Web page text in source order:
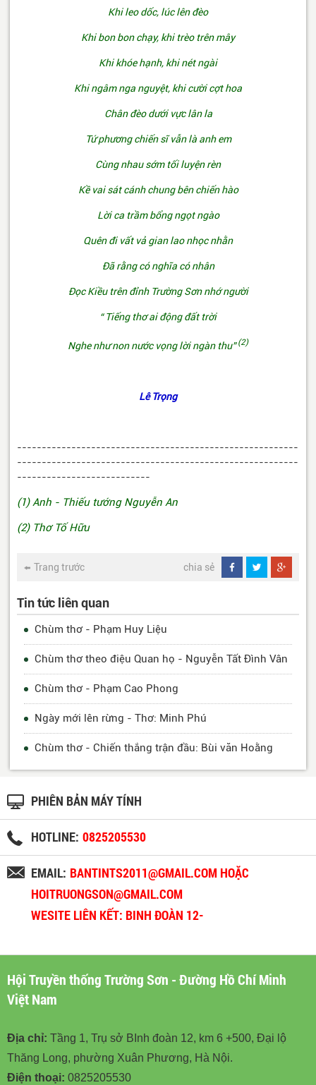
Khi leo dốc, lúc lên đèo
Khi bon bon chạy, khi trèo trên mây
Khi khóe hạnh, khi nét ngài
Khi ngâm nga nguyệt, khi cười cợt hoa
Chân đèo dưới vực lân la
Tứ phương chiến sĩ vẫn là anh em
Cùng nhau sớm tối luyện rèn
Kề vai sát cánh chung bên chiến hào
Lời ca trầm bổng ngọt ngào
Quên đi vất vả gian lao nhọc nhằn
Đã rằng có nghĩa có nhân
Đọc Kiều trên đỉnh Trường Sơn nhớ người
“ Tiếng thơ ai động đất trời
Nghe như non nước vọng lời ngàn thu”(2)
Lê Trọng
---------------------------------------------------------
---------------------------------------------------------
---------------------------
(1) Anh - Thiếu tướng Nguyễn An
(2) Thơ Tố Hữu
Trang trước chia sẻ
Tin tức liên quan
Chùm thơ - Phạm Huy Liệu
Chùm thơ theo điệu Quan họ - Nguyễn Tất Đình Vân
Chùm thơ - Phạm Cao Phong
Ngày mới lên rừng - Thơ: Minh Phú
Chùm thơ - Chiến thắng trận đầu: Bùi văn Hoằng
PHIÊN BẢN MÁY TÍNH
HOTLINE: 0825205530
EMAIL: BANTINTS2011@GMAIL.COM HOẶC
HOITRUONGSON@GMAIL.COM
WESITE LIÊN KẾT: BINH ĐOÀN 12-
Hội Truyền thống Trường Sơn - Đường Hồ Chí Minh
Việt Nam
Địa chỉ: Tầng 1, Trụ sở BInh đoàn 12, km 6 +500, Đại lộ
Thăng Long, phường Xuân Phương, Hà Nội.
Điện thoại: 0825205530